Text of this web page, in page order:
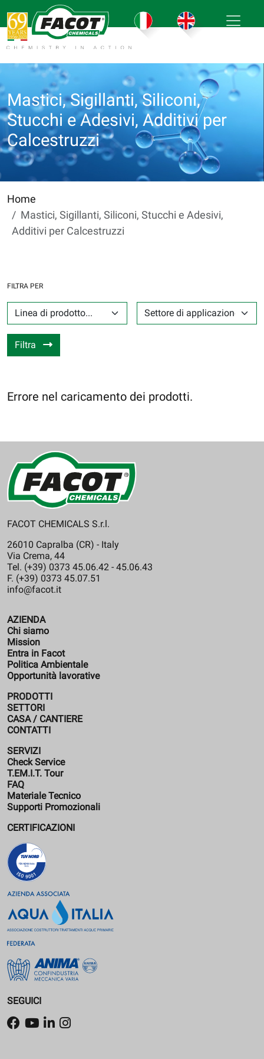
Mastici, Sigillanti, Siliconi,
Stucchi e Adesivi, Additivi per
Calcestruzzi
Home
Mastici, Sigillanti, Siliconi, Stucchi e Adesivi,
Additivi per Calcestruzzi
FILTRA PER
Filtra
Errore nel caricamento dei prodotti.
FACOT CHEMICALS S.r.l.
26010 Capralba (CR) - Italy
Via Crema, 44
Tel. (+39) 0373 45.06.42 - 45.06.43
F. (+39) 0373 45.07.51
info@facot.it
AZIENDA
Chi siamo
Mission
Entra in Facot
Politica Ambientale
Opportunità lavorative
PRODOTTI
SETTORI
CASA / CANTIERE
CONTATTI
SERVIZI
Check Service
T.EM.I.T. Tour
FAQ
Materiale Tecnico
Supporti Promozionali
CERTIFICAZIONI
SEGUICI